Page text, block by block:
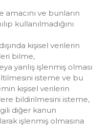
amacını ve bunların
kullanılmadığını
kişisel verilerin
bilme,
yanlış işlenmiş olması
isteme ve bu
kişisel verilerin
bildirilmesini isteme,
diğer kanun
işlenmiş olmasına